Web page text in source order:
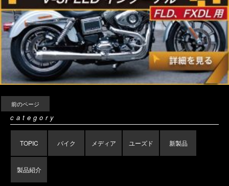
前のページ
category
TOPIC バイク メディア ユーズド 新製品
製品紹介